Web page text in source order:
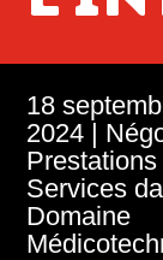
18
2024 |
Prestations
Services
Domaine